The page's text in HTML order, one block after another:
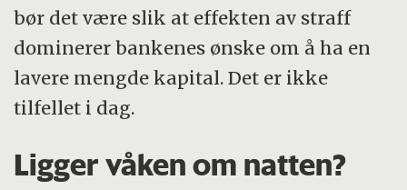
bør det være slik at effekten av straff
dominerer bankenes ønske om å ha en
lavere mengde kapital. Det er ikke
tilfellet i dag.
Ligger våken om natten?